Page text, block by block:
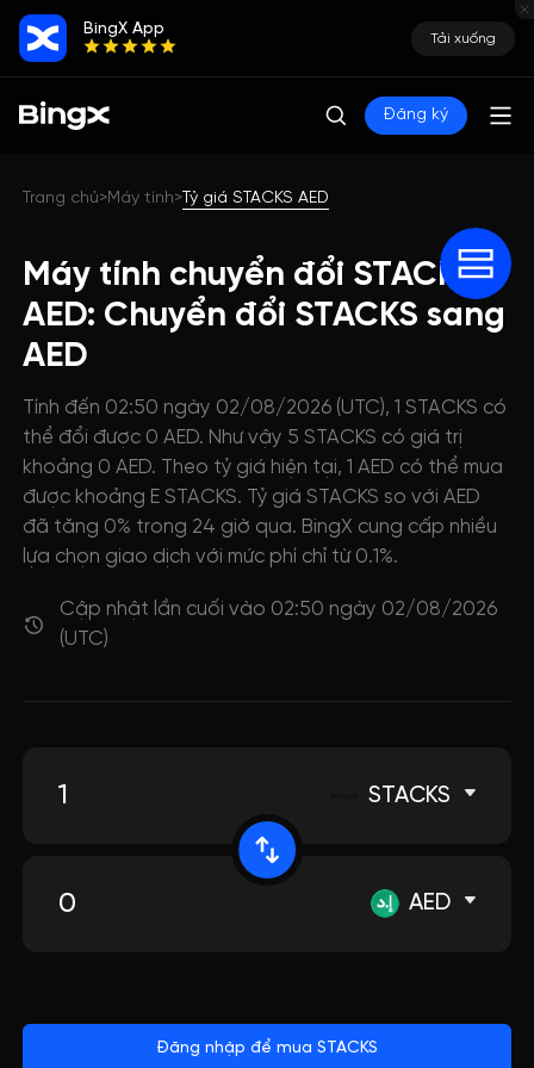
BingX App
Tải xuống
Đăng ký
Trang chủ>Máy tính>Tỷ giá STACKS AED
Máy tính chuyển đổi STACKS
AED: Chuyển đổi STACKS sang
AED
Tính đến 02:50 ngày 02/08/2026 (UTC), 1 STACKS có
thể đổi được 0 AED. Như vậy 5 STACKS có giá trị
khoảng 0 AED. Theo tỷ giá hiện tại, 1 AED có thể mua
được khoảng E STACKS. Tỷ giá STACKS so với AED
đã tăng 0% trong 24 giờ qua. BingX cung cấp nhiều
lựa chọn giao dịch với mức phí chỉ từ 0.1%.
Cập nhật lần cuối vào 02:50 ngày 02/08/2026
(UTC)
STACKS
AED
Đăng nhập để mua STACKS